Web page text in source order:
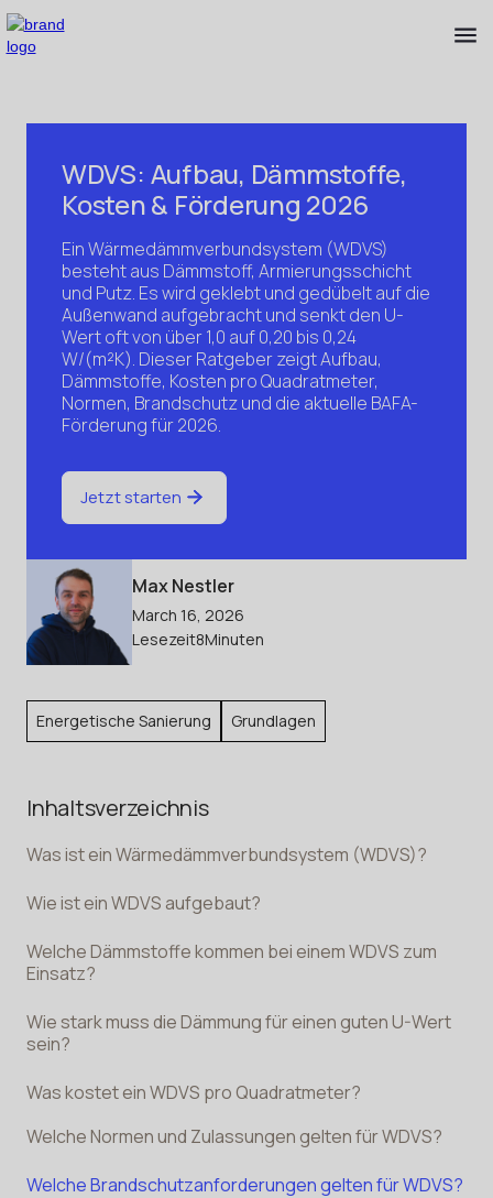
Max Nestler
March 16, 2026
Lesezeit8Minuten
Energetische Sanierung Grundlagen
WDVS: Aufbau, Dämmstoffe,
Kosten & Förderung 2026
Ein Wärmedämmverbundsystem (WDVS)
besteht aus Dämmstoff, Armierungsschicht
und Putz. Es wird geklebt und gedübelt auf die
Außenwand aufgebracht und senkt den U-
Wert oft von über 1,0 auf 0,20 bis 0,24
W/(m²K). Dieser Ratgeber zeigt Aufbau,
Dämmstoffe, Kosten pro Quadratmeter,
Normen, Brandschutz und die aktuelle BAFA-
Förderung für 2026.
Jetzt starten
Inhaltsverzeichnis
Was ist ein Wärmedämmverbundsystem (WDVS)?
Wie ist ein WDVS aufgebaut?
Welche Dämmstoffe kommen bei einem WDVS zum
Einsatz?
Wie stark muss die Dämmung für einen guten U-Wert
sein?
Was kostet ein WDVS pro Quadratmeter?
Welche Normen und Zulassungen gelten für WDVS?
Welche Brandschutzanforderungen gelten für WDVS?